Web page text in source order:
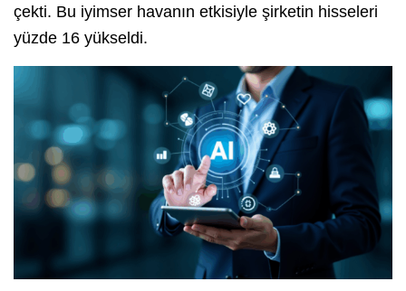
çekti. Bu iyimser havanın etkisiyle şirketin hisseleri
yüzde 16 yükseldi.